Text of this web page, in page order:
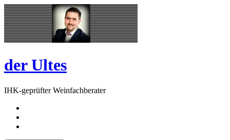
Skip
to
content
Open
Sidebar
der Ultes
IHK-geprüfter Weinfachberater